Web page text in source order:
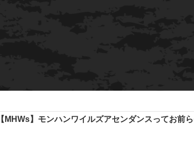
【MHWs】モンハンワイルズアセンダンスってお前